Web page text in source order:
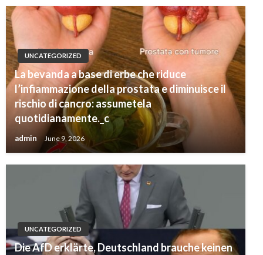
UNCATEGORIZED
La bevanda a base di erbe che riduce
l’infiammazione della prostata e diminuisce il
rischio di cancro: assumetela
quotidianamente._c
admin June 9, 2026
UNCATEGORIZED
Die AfD erklärte, Deutschland brauche keinen